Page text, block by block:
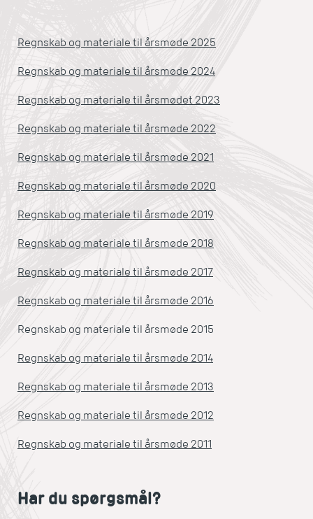
Regnskab og materiale til årsmøde 2025
Regnskab og materiale til årsmøde 2024
Regnskab og materiale til årsmødet 2023
Regnskab og materiale til årsmøde 2022
Regnskab og materiale til årsmøde 2021
Regnskab og materiale til årsmøde 2020
Regnskab og materiale til årsmøde 2019
Regnskab og materiale til årsmøde 2018
Regnskab og materiale til årsmøde 2017
Regnskab og materiale til årsmøde 2016
Regnskab og materiale til årsmøde 2015
Regnskab og materiale til årsmøde 2014
Regnskab og materiale til årsmøde 2013
Regnskab og materiale til årsmøde 2012
Regnskab og materiale til årsmøde 2011
Har du spørgsmål?